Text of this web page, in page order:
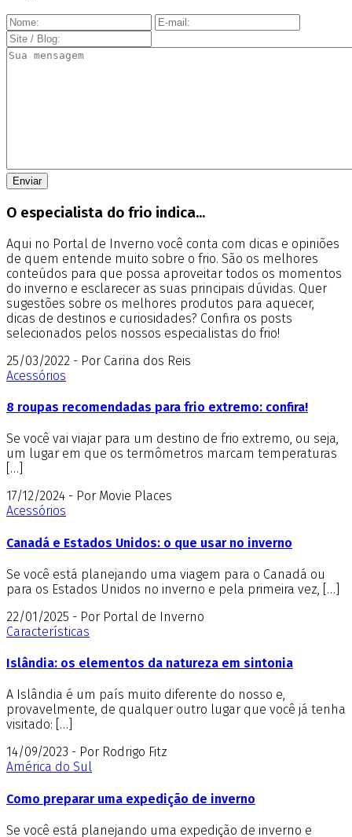
O especialista do frio indica...
Aqui no Portal de Inverno você conta com dicas e opiniões
de quem entende muito sobre o frio. São os melhores
conteúdos para que possa aproveitar todos os momentos
do inverno e esclarecer as suas principais dúvidas. Quer
sugestões sobre os melhores produtos para aquecer,
dicas de destinos e curiosidades? Confira os posts
selecionados pelos nossos especialistas do frio!
25/03/2022 - Por Carina dos Reis
Acessórios
8 roupas recomendadas para frio extremo: confira!
Se você vai viajar para um destino de frio extremo, ou seja,
um lugar em que os termômetros marcam temperaturas
[…]
17/12/2024 - Por Movie Places
Acessórios
Canadá e Estados Unidos: o que usar no inverno
Se você está planejando uma viagem para o Canadá ou
para os Estados Unidos no inverno e pela primeira vez, […]
22/01/2025 - Por Portal de Inverno
Características
Islândia: os elementos da natureza em sintonia
A Islândia é um país muito diferente do nosso e,
provavelmente, de qualquer outro lugar que você já tenha
visitado: […]
14/09/2023 - Por Rodrigo Fitz
América do Sul
Como preparar uma expedição de inverno
Se você está planejando uma expedição de inverno e